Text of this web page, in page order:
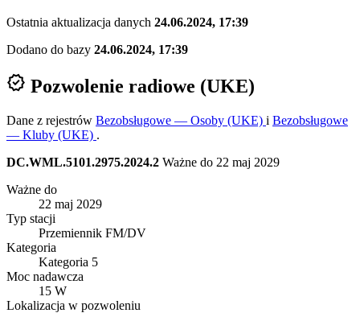
Ostatnia aktualizacja danych 24.06.2024, 17:39
Dodano do bazy 24.06.2024, 17:39
verified Pozwolenie radiowe (UKE)
Dane z rejestrów Bezobsługowe — Osoby (UKE) i Bezobsługowe
— Kluby (UKE) .
DC.WML.5101.2975.2024.2 Ważne do 22 maj 2029
Ważne do
22 maj 2029
Typ stacji
Przemiennik FM/DV
Kategoria
Kategoria 5
Moc nadawcza
15 W
Lokalizacja w pozwoleniu